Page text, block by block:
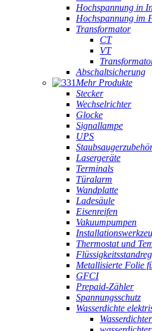
Hochspannung in
Hochspannung im
Transformator
CT
VT
Abschaltsicherung
Mehr Produkte
Stecker
Wechselrichter
Glocke
Signallampe
UPS
Lasergeräte
Terminals
Türalarm
Wandplatte
Ladesäule
Eisenreifen
Vakuumpumpen
Thermostat und
Metallisierte Folie
GFCI
Prepaid-Zähler
Spannungsschutz
Wasserdichte